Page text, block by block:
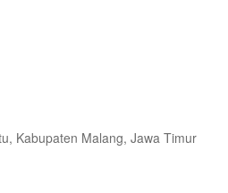
Kabupaten Malang, Jawa Timur